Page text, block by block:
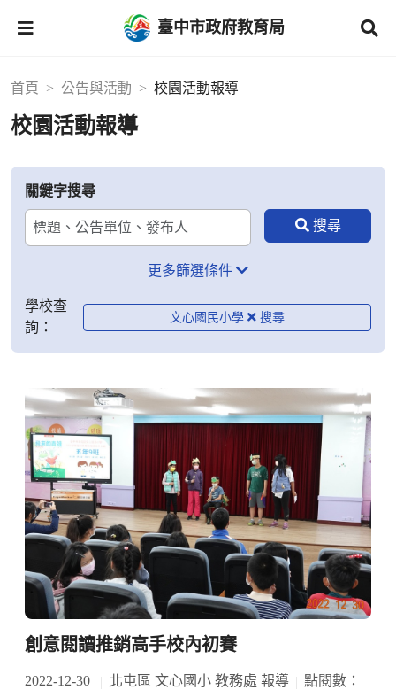
臺中市政府教育局
首頁 公告與活動 校園活動報導
校園活動報導
關鍵字搜尋
更多篩選條件
學校查
詢：
文心國民小學
創意閱讀推銷高手校內初賽
2022-12-30 北屯區 文心國小 教務處 報導
點閱數：